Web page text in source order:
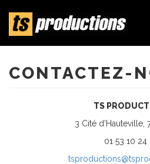
contenu
principal
CONTACTEZ-
TS
3 Cité d'Hauteville,
01 53 10 24